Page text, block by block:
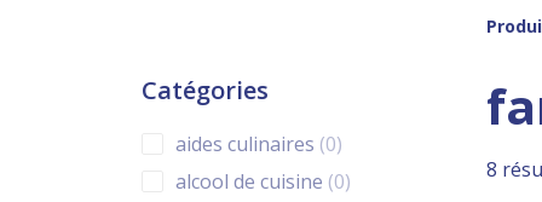
Catégories
aides culinaires 00 products
alcool de cuisine 00 products
8